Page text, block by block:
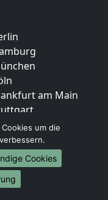
am Main
um die
Cookies